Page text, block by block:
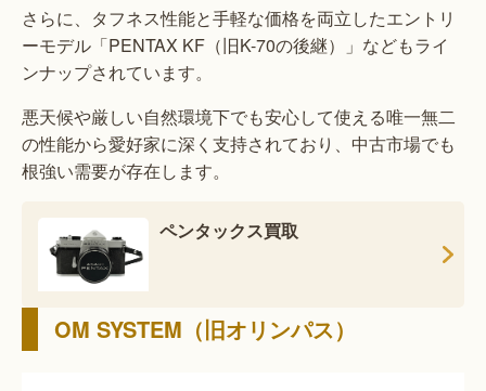
さらに、タフネス性能と手軽な価格を両立したエントリ
ーモデル「PENTAX KF（旧K-70の後継）」などもライ
ンナップされています。
悪天候や厳しい自然環境下でも安心して使える唯一無二
の性能から愛好家に深く支持されており、中古市場でも
根強い需要が存在します。
ペンタックス買取
OM SYSTEM（旧オリンパス）